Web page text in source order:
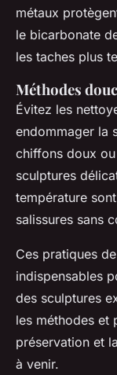
métaux
le bicarbonate
les taches plus
Méthodes
Évitez les
endommager la
chiffons doux
sculptures
température
salissures sans
Ces pratiques de
indispensables
des sculptures
les méthodes et
préservation et
à venir.